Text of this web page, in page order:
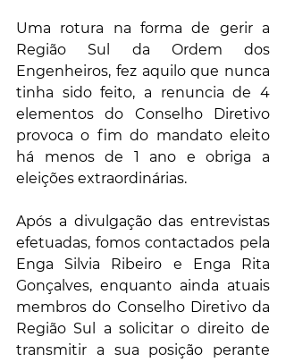
Uma rotura na forma de gerir a
Região Sul da Ordem dos
Engenheiros, fez aquilo que nunca
tinha sido feito, a renuncia de 4
elementos do Conselho Diretivo
provoca o fim do mandato eleito
há menos de 1 ano e obriga a
eleições extraordinárias.
Após a divulgação das entrevistas
efetuadas, fomos contactados pela
Enga Silvia Ribeiro e Enga Rita
Gonçalves, enquanto ainda atuais
membros do Conselho Diretivo da
Região Sul a solicitar o direito de
transmitir a sua posição perante